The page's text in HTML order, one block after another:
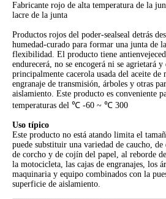
Fabricante rojo de alta temperatura de la
lacre de la junta
Productos rojos del poder-sealseal detrás
humedad-curado para formar una junta de
flexibilidad. El producto tiene
endurecerá, no se encogerá ni se agrietará
principalmente cacerola usada del aceite de
engranaje de transmisión, árboles y otras
aislamiento. Este producto es conveniente
temperaturas del ℃ -60 ~ ℃ 300
Uso típico
Este producto no está atando limita el
puede substituir una variedad de caucho,
de corcho y de cojín del papel, al reborde
la motocicleta, las cajas de engranajes, los
maquinaria y equipo combinados con la
superficie de aislamiento.